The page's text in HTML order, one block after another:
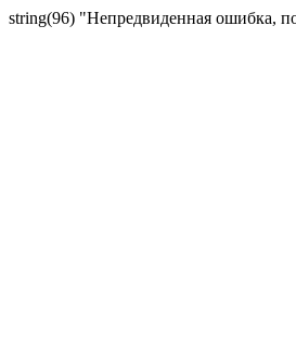
string(96) "Непредвиденная ошибка,